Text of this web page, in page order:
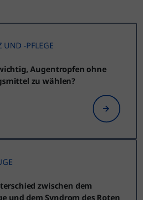
UND -PFLEGE
Augentropfen ohne
zu wählen?
zwischen dem
und dem Syndrom des Roten